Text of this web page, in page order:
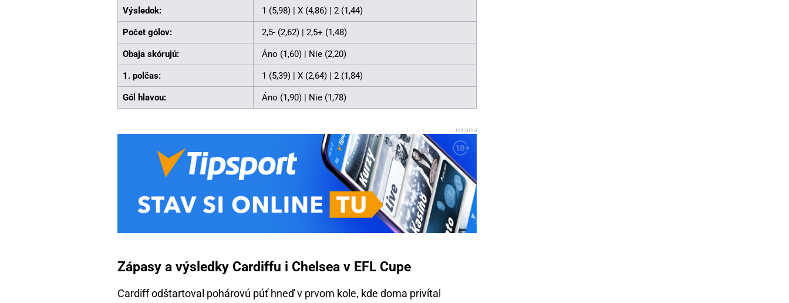
Výsledok: 1 (5,98) | X (4,86) | 2 (1,44)
Počet gólov: 2,5- (2,62) | 2,5+ (1,48)
Obaja skórujú: Áno (1,60) | Nie (2,20)
1. polčas: 1 (5,39) | X (2,64) | 2 (1,84)
Gól hlavou: Áno (1,90) | Nie (1,78)
Zápasy a výsledky Cardiffu i Chelsea v EFL Cupe
Cardiff odštartoval pohárovú púť hneď v prvom kole, kde doma privítal